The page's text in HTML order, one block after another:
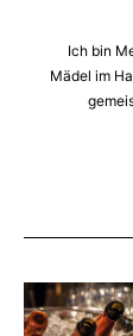
Ich bin
Mädel im